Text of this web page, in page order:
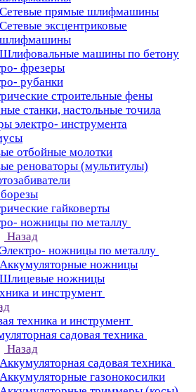
Сетевые прямые шлифмашины
Сетевые эксцентриковые
шлифмашины
Шлифовальные машины по бетону
фрезеры
рубанки
строительные фены
станки, настольные точила
электро- инструмента
отбойные молотки
реноваторы (мультитулы)
гайковерты
ножницы по металлу
Назад
Электро- ножницы по металлу
Аккумуляторные ножницы
Шлицевые ножницы
и инструмент
техника и инструмент
садовая техника
Назад
Аккумуляторная садовая техника
Аккумуляторные газонокосилки